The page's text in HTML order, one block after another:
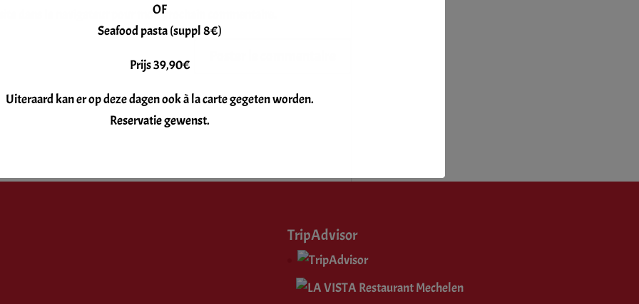
dans le navigateur pour mon prochain commentaire.
TripAdvisor
OF
Seafood pasta (suppl 8€)
Prijs 39,90€
Uiteraard kan er op deze dagen ook à la carte gegeten worden.
Reservatie gewenst.